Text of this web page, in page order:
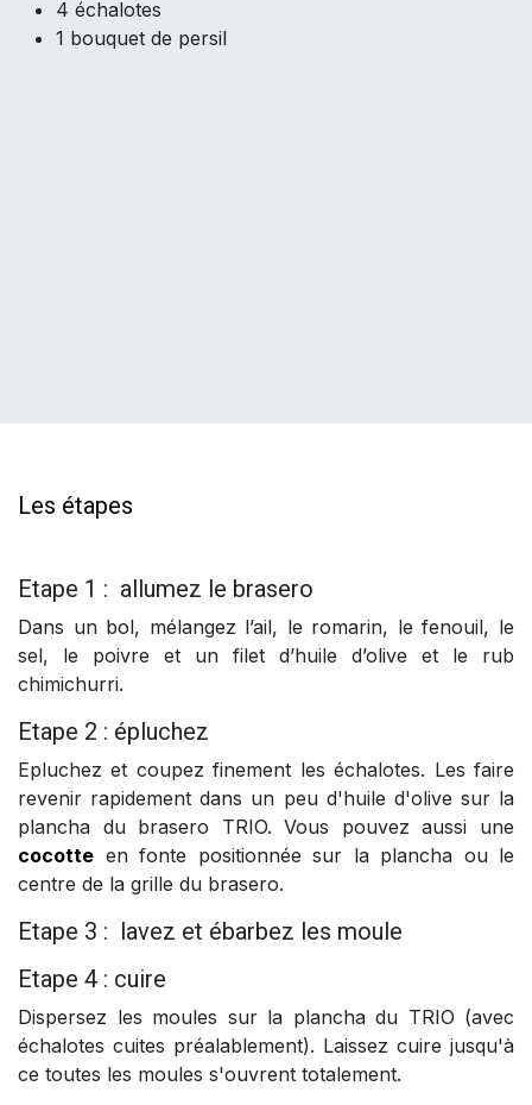
4 échalotes
1 bouquet de persil
Les étapes
Etape 1 : allumez le brasero
Dans un bol, mélangez l’ail, le romarin, le fenouil, le
sel, le poivre et un filet d’huile d’olive et le rub
chimichurri.
Etape 2 : épluchez
Epluchez et coupez finement les échalotes. Les faire
revenir rapidement dans un peu d'huile d'olive sur la
plancha du brasero TRIO. Vous pouvez aussi une
cocotte en fonte positionnée sur la plancha ou le
centre de la grille du brasero.
Etape 3 : lavez et ébarbez les moule
Etape 4 : cuire
Dispersez les moules sur la plancha du TRIO (avec
échalotes cuites préalablement). Laissez cuire jusqu'à
ce toutes les moules s'ouvrent totalement.